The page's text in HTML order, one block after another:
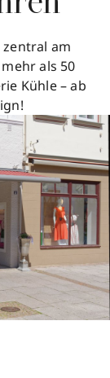
am
als 50
Kühle – ab